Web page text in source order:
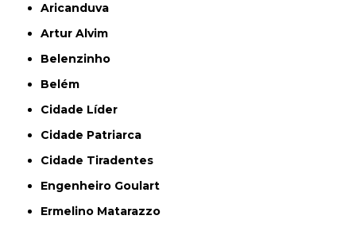
Aricanduva
Artur Alvim
Belenzinho
Belém
Cidade Líder
Cidade Patriarca
Cidade Tiradentes
Engenheiro Goulart
Ermelino Matarazzo